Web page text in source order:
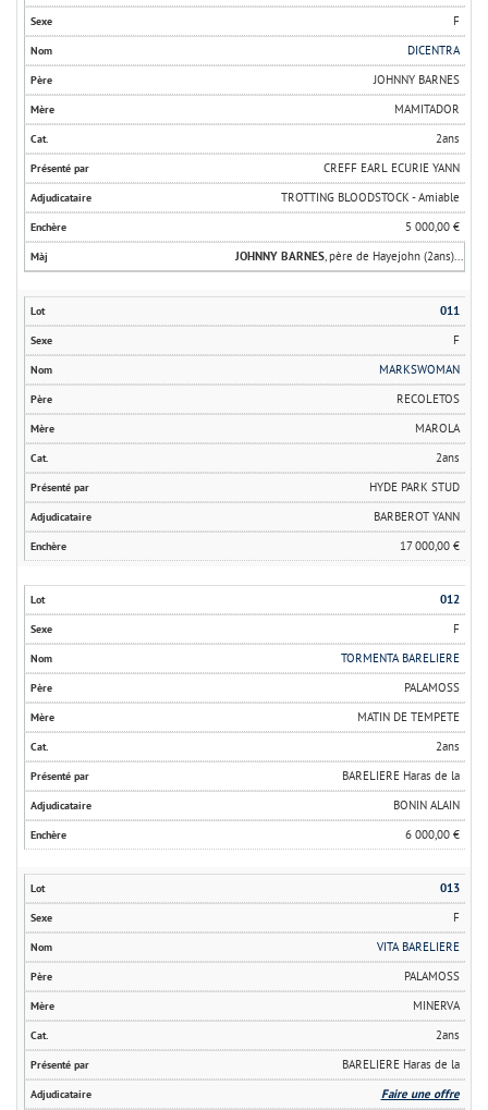
F
DICENTRA
JOHNNY BARNES
MAMITADOR
2ans
CREFF EARL ECURIE YANN
TROTTING BLOODSTOCK - Amiable
5 000,00 €
JOHNNY BARNES , père de Hayejohn (2ans)...
011
F
MARKSWOMAN
RECOLETOS
MAROLA
2ans
HYDE PARK STUD
BARBEROT YANN
17 000,00 €
012
F
TORMENTA BARELIERE
PALAMOSS
MATIN DE TEMPETE
2ans
BARELIERE Haras de la
BONIN ALAIN
6 000,00 €
013
F
VITA BARELIERE
PALAMOSS
MINERVA
2ans
BARELIERE Haras de la
Faire une offre